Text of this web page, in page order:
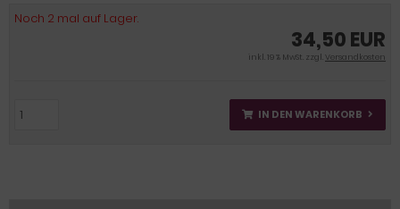
Noch 2 mal auf Lager.
34,50 EUR
inkl. 19 % MwSt. zzgl.Versandkosten
IN DEN WARENKORB